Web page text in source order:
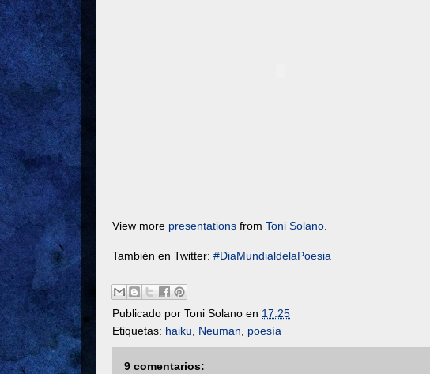
View more presentations from Toni Solano
También en Twitter: #DiaMundialdelaPoesia
Publicado por Toni Solano en 17:25
Etiquetas: haiku Neuman poesía
9 comentarios: